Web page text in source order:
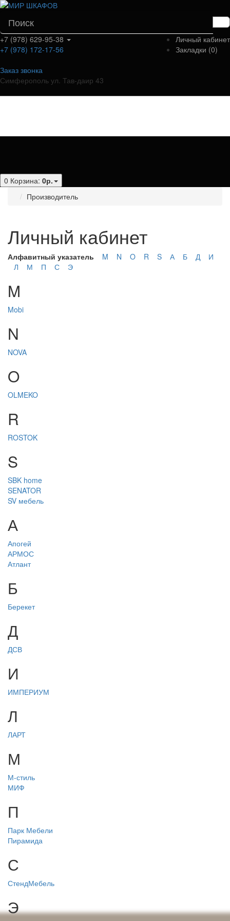
Личный кабинет
Закладки (0)
+7 (978) 629-95-38
+7 (978) 172-17-56
Заказ звонка
Симферополь ул. Тав-даир 43
0 Корзина: 0р.
Производитель
Личный кабинет
Алфавитный указатель M N O R S А Б Д
И
Л
М П С Э
M
Mobi
N
NOVA
O
OLMEKO
R
ROSTOK
S
SBK home
SENATOR
SV мебель
А
Апогей
АРМОС
Атлант
Б
Берекет
Д
ДСВ
И
ИМПЕРИУМ
Л
ЛАРТ
М
М-стиль
МИФ
П
Парк Мебели
Пирамида
С
СтендМебель
Э